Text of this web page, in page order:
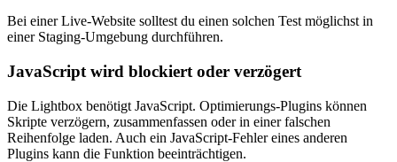
Bei einer Live-Website solltest du einen solchen Test möglichst in
einer Staging-Umgebung durchführen.
JavaScript wird blockiert oder verzögert
Die Lightbox benötigt JavaScript. Optimierungs-Plugins können
Skripte verzögern, zusammenfassen oder in einer falschen
Reihenfolge laden. Auch ein JavaScript-Fehler eines anderen
Plugins kann die Funktion beeinträchtigen.